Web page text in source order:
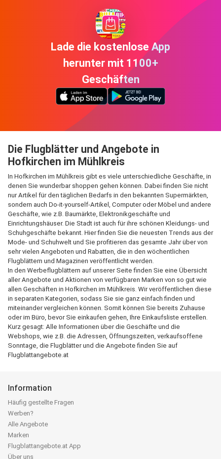
Lade die kostenlose App
herunter mit 1100+
Geschäften
Die Flugblätter und Angebote in
Hofkirchen im Mühlkreis
In Hofkirchen im Mühlkreis gibt es viele unterschiedliche Geschäfte, in
denen Sie wunderbar shoppen gehen können. Dabei finden Sie nicht
nur Artikel für den täglichen Bedarfs in den bekannten Supermärkten,
sondern auch Do-it-yourself-Artikel, Computer oder Möbel und andere
Geschäfte, wie z.B. Baumärkte, Elektronikgeschäfte und
Einrichtungshäuser. Die Stadt ist auch für ihre schönen Kleidungs- und
Schuhgeschäfte bekannt. Hier finden Sie die neuesten Trends aus der
Mode- und Schuhwelt und Sie profitieren das gesamte Jahr über von
sehr vielen Angeboten und Rabatten, die in den wöchentlichen
Flugblättern und Magazinen veröffentlicht werden.
In den Werbeflugblättern auf unserer Seite finden Sie eine Übersicht
aller Angebote und Aktionen von verfügbaren Marken von so gut wie
allen Geschäften in Hofkirchen im Mühlkreis. Wir veröffentlichen diese
in separaten Kategorien, sodass Sie sie ganz einfach finden und
miteinander vergleichen können. Somit können Sie bereits Zuhause
oder im Büro, bevor Sie einkaufen gehen, Ihre Einkaufsliste erstellen.
Kurz gesagt: Alle Informationen über die Geschäfte und die
Webshops, wie z.B. die Adressen, Öffnungszeiten, verkaufsoffene
Sonntage, die Flugblätter und die Angebote finden Sie auf
Flugblattangebote.at
Information
Häufig gestellte Fragen
Werben?
Alle Angebote
Marken
Flugblattangebote.at App
Über uns